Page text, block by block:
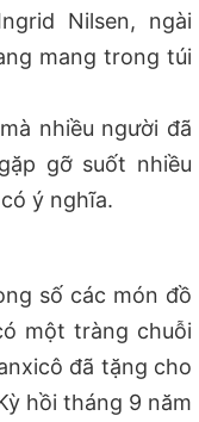
Nilsen, ngài
mang trong túi
nhiều người đã
gỡ suốt nhiều
ý nghĩa.
số các món đồ
một tràng chuỗi
đã tặng cho
hồi tháng 9 năm